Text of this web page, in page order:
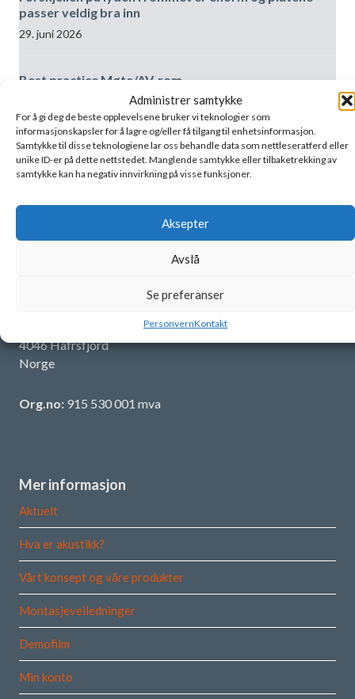
Administrer samtykke
For å gi deg de beste opplevelsene bruker vi teknologier som
informasjonskapsler for å lagre og/eller få tilgang til enhetsinformasjon.
Samtykke til disse teknologiene lar oss behandle data som nettleseratferd eller
unike ID-er på dette nettstedet. Manglende samtykke eller tilbaketrekking av
samtykke kan ha negativ innvirkning på visse funksjoner.
Aksepter
Avslå
Se preferanser
PersonvernKontakt
passer veldig bra inn
29. juni 2026
Best practice Møte/AV-rom
Post - juridisk adresse:
4046 Hafrsfjord
Norge
Org.no: 915 530 001 mva
Mer informasjon
Aktuelt
Hva er akustikk?
Vårt konsept og våre produkter
Montasjeveiledninger
Demofilm
Min konto